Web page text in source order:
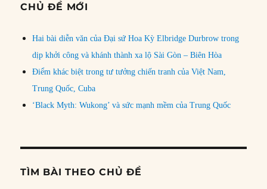
CHỦ ĐỀ MỚI
Hai bài diễn văn của Đại sứ Hoa Kỳ Elbridge Durbrow trong
dịp khởi công và khánh thành xa lộ Sài Gòn – Biên Hòa
Điểm khác biệt trong tư tưởng chiến tranh của Việt Nam,
Trung Quốc, Cuba
‘Black Myth: Wukong’ và sức mạnh mềm của Trung Quốc
TÌM BÀI THEO CHỦ ĐỀ